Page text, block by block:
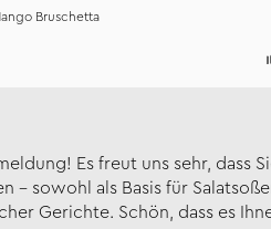
Es freut uns sehr, dass
– sowohl als Basis für
Gerichte. Schön, dass es
Bruschetta